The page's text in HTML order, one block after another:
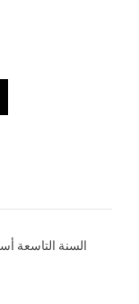
السنة التاسعة